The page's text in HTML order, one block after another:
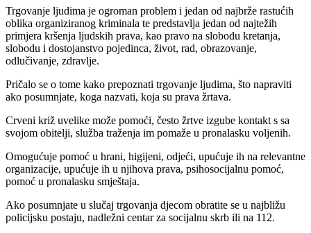
Trgovanje ljudima je ogroman problem i jedan od najbrže rastućih
oblika organiziranog kriminala te predstavlja jedan od najtežih
primjera kršenja ljudskih prava, kao pravo na slobodu kretanja,
slobodu i dostojanstvo pojedinca, život, rad, obrazovanje,
odlučivanje, zdravlje.
Pričalo se o tome kako prepoznati trgovanje ljudima, što napraviti
ako posumnjate, koga nazvati, koja su prava žrtava.
Crveni križ uvelike može pomoći, često žrtve izgube kontakt s sa
svojom obitelji, služba traženja im pomaže u pronalasku voljenih.
Omogućuje pomoć u hrani, higijeni, odjeći, upućuje ih na relevantne
organizacije, upućuje ih u njihova prava, psihosocijalnu pomoć,
pomoć u pronalasku smještaja.
Ako posumnjate u slučaj trgovanja djecom obratite se u najbližu
policijsku postaju, nadležni centar za socijalnu skrb ili na 112.